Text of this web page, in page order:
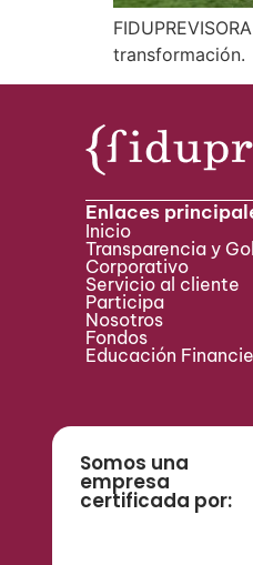
transformación.
Enlaces
Inicio
Transparencia y
Corporativo
Servicio al cliente
Participa ​
Nosotros
Fondos
Educación
Somos una
empresa
certificada por: